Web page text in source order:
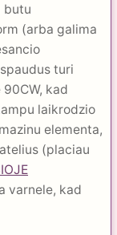
butu
(arba galima
turi
kad
laikrodzio
elementa,
(placiau
varnele, kad